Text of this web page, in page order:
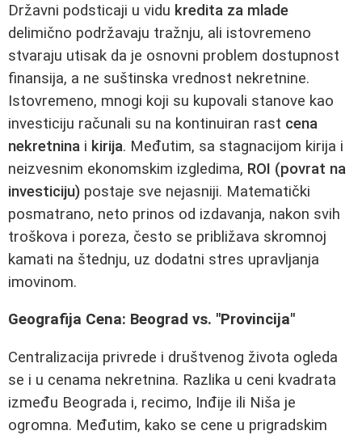
Državni podsticaji u vidu kredita za mlade
delimično podržavaju tražnju, ali istovremeno
stvaraju utisak da je osnovni problem dostupnost
finansija, a ne suštinska vrednost nekretnine.
Istovremeno, mnogi koji su kupovali stanove kao
investiciju računali su na kontinuiran rast cena
nekretnina i kirija. Međutim, sa stagnacijom kirija i
neizvesnim ekonomskim izgledima, ROI (povrat na
investiciju) postaje sve nejasniji. Matematički
posmatrano, neto prinos od izdavanja, nakon svih
troškova i poreza, često se približava skromnoj
kamati na štednju, uz dodatni stres upravljanja
imovinom.
Geografija Cena: Beograd vs. "Provincija"
Centralizacija privrede i društvenog života ogleda
se i u cenama nekretnina. Razlika u ceni kvadrata
između Beograda i, recimo, Inđije ili Niša je
ogromna. Međutim, kako se cene u prigradskim